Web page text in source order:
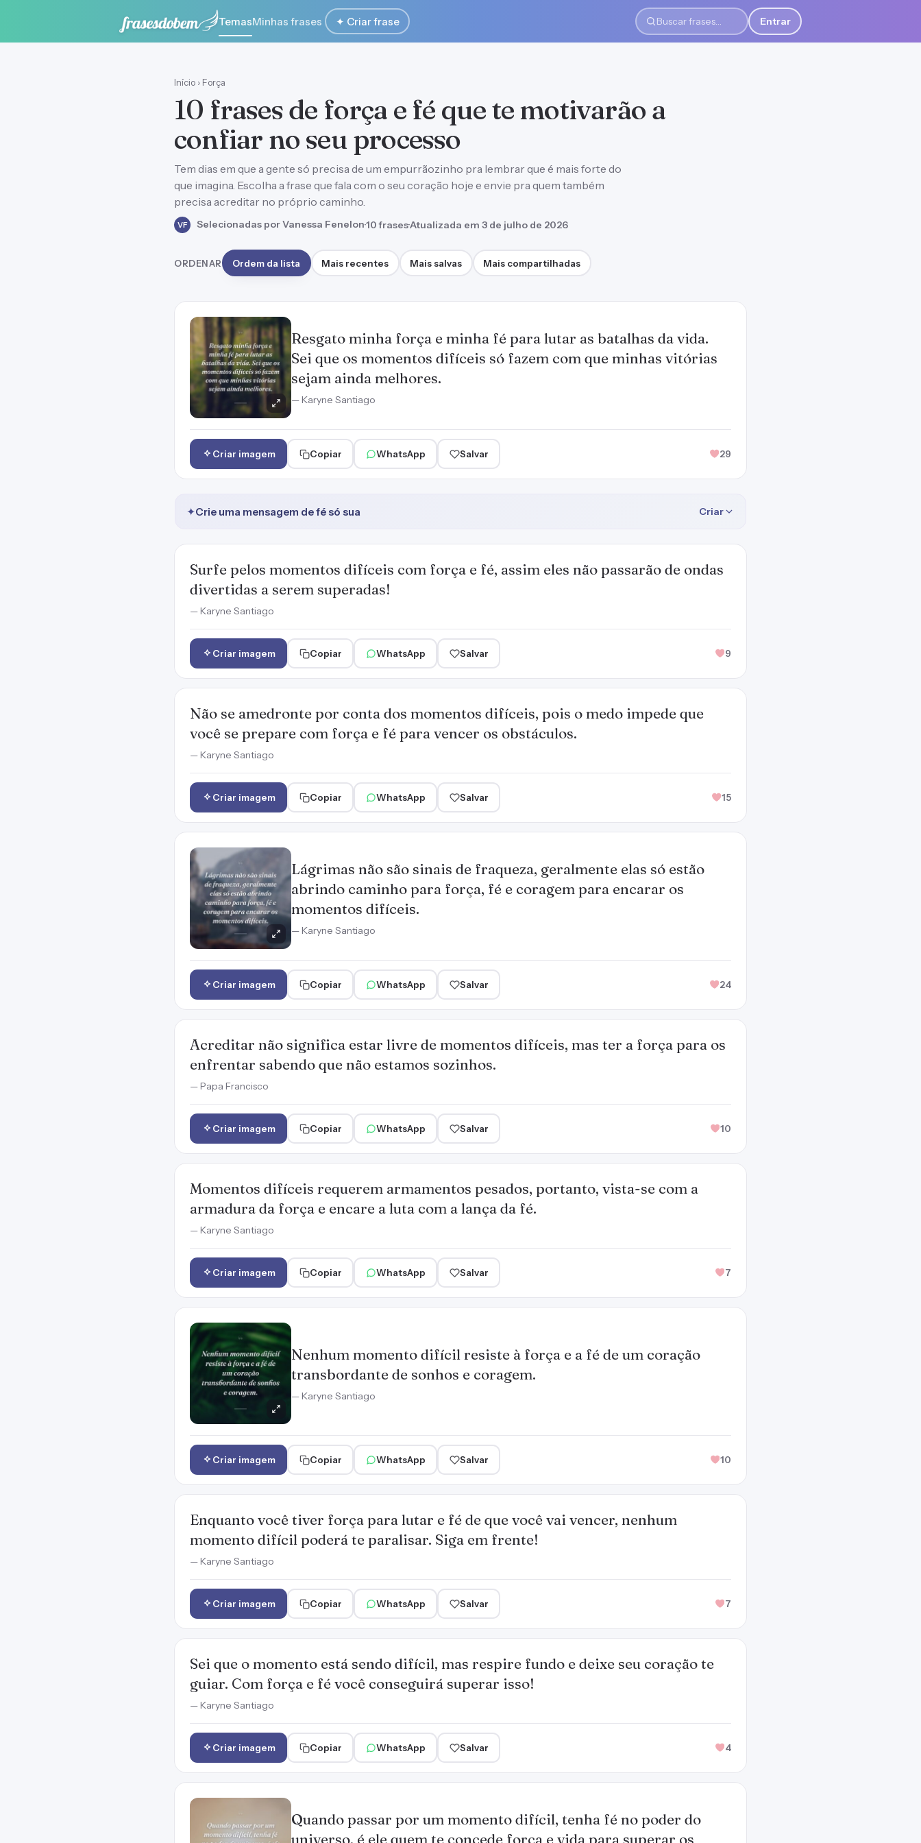
TemasMinhas frases ✦ Criar frase
Buscar frases
Entrar
Início › Força
10 frases de força e fé que te motivarão a
confiar no seu processo
Tem dias em que a gente só precisa de um empurrãozinho pra lembrar que é mais forte do
que imagina. Escolha a frase que fala com o seu coração hoje e envie pra quem também
precisa acreditar no próprio caminho.
VF Selecionadas por Vanessa Fenelon·10 frases·Atualizada em 3 de julho de 2026
ORDENAR Ordem da lista Mais recentes Mais salvas Mais compartilhadas
Resgato minha força e minha fé para lutar as batalhas da vida.
Sei que os momentos difíceis só fazem com que minhas vitórias
sejam ainda melhores.
— Karyne Santiago
Criar imagem Copiar WhatsApp Salvar 29
✦Crie uma mensagem de fé só sua Criar
Surfe pelos momentos difíceis com força e fé, assim eles não passarão de ondas
divertidas a serem superadas!
— Karyne Santiago
Criar imagem Copiar WhatsApp Salvar 9
Não se amedronte por conta dos momentos difíceis, pois o medo impede que
você se prepare com força e fé para vencer os obstáculos.
— Karyne Santiago
Criar imagem Copiar WhatsApp Salvar 15
Lágrimas não são sinais de fraqueza, geralmente elas só estão
abrindo caminho para força, fé e coragem para encarar os
momentos difíceis.
— Karyne Santiago
Criar imagem Copiar WhatsApp Salvar 24
Acreditar não significa estar livre de momentos difíceis, mas ter a força para os
enfrentar sabendo que não estamos sozinhos.
— Papa Francisco
Criar imagem Copiar WhatsApp Salvar 10
Momentos difíceis requerem armamentos pesados, portanto, vista-se com a
armadura da força e encare a luta com a lança da fé.
— Karyne Santiago
Criar imagem Copiar WhatsApp Salvar 7
Nenhum momento difícil resiste à força e a fé de um coração
transbordante de sonhos e coragem.
— Karyne Santiago
Criar imagem Copiar WhatsApp Salvar 10
Enquanto você tiver força para lutar e fé de que você vai vencer, nenhum
momento difícil poderá te paralisar. Siga em frente!
— Karyne Santiago
Criar imagem Copiar WhatsApp Salvar 7
Sei que o momento está sendo difícil, mas respire fundo e deixe seu coração te
guiar. Com força e fé você conseguirá superar isso!
— Karyne Santiago
Criar imagem Copiar WhatsApp Salvar 4
Quando passar por um momento difícil, tenha fé no poder do
universo, é ele quem te concede força e vida para superar os